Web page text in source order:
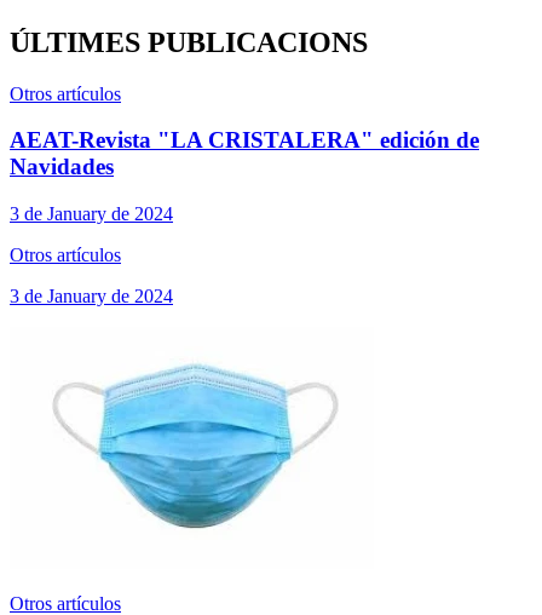
ÚLTIMES PUBLICACIONS
Otros artículos
AEAT-Revista "LA CRISTALERA" edición de
Navidades
3 de January de 2024
Otros artículos
3 de January de 2024
Otros artículos